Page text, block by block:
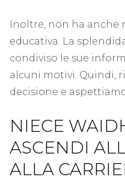
Inoltre, non ha anche
educativa. La
condiviso le sue
alcuni motivi. Quindi,
decisione e
NIECE
ASCENDI
ALLA